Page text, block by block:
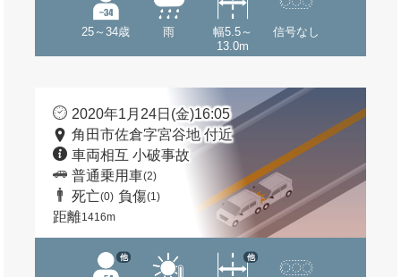
25～34歳 雨
幅5.5～
13.0m
信号なし
2020年1月24日(金)16:05
角田市佐倉字宮谷地 付近
車両相互 小破事故
普通乗用車(2)
死亡(0) 負傷(1)
距離1416m
他 他